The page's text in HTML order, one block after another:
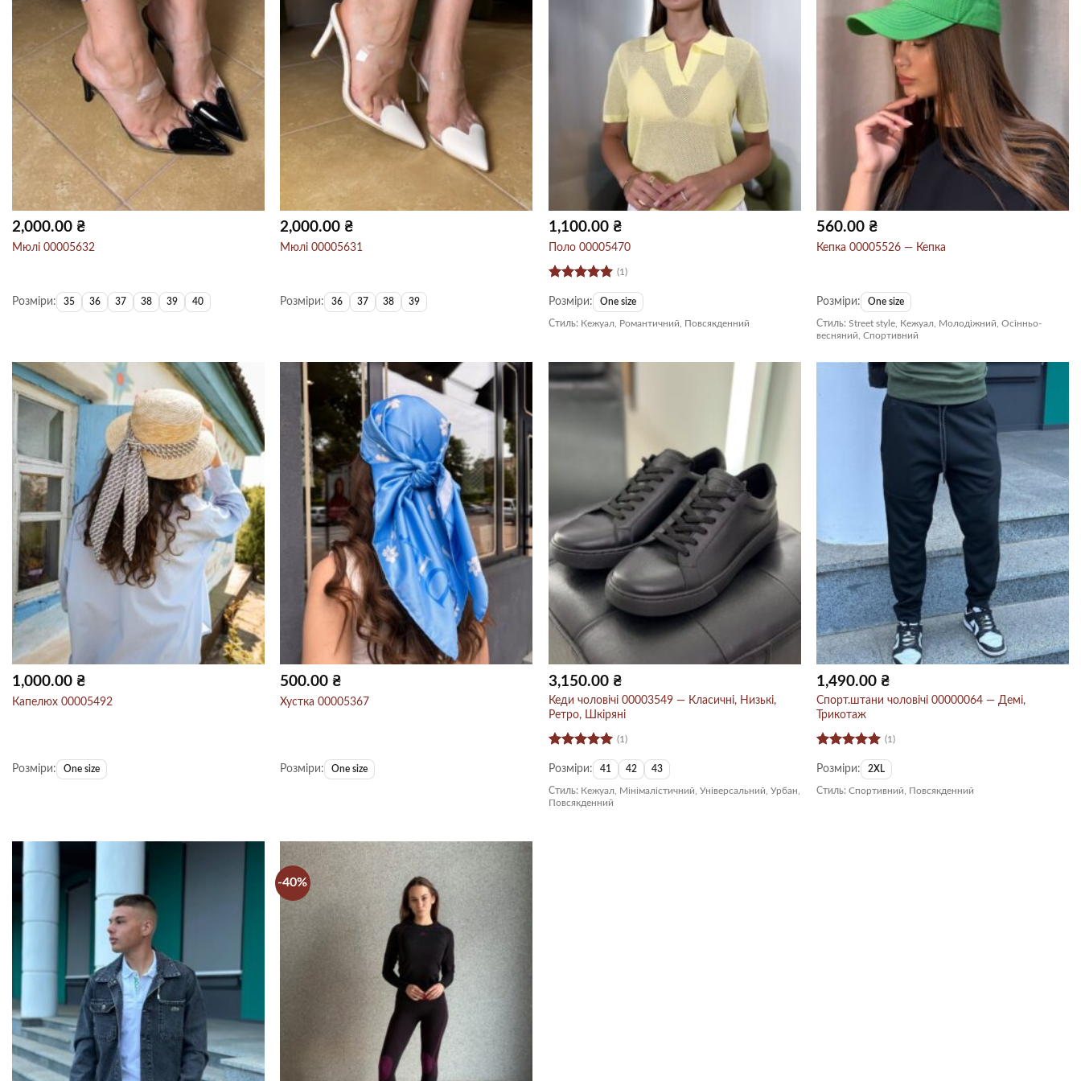
2,000.00 ₴
Мюлі 00005632
Розміри: 35 36 37 38 39 40
2,000.00 ₴
Мюлі 00005631
Розміри: 36 37 38 39
1,100.00 ₴
Поло 00005470
Оцінено в
5з 5
(1)
Розміри: One size
Стиль: Кежуал, Романтичний, Повсякденний
560.00 ₴
Кепка 00005526 — Кепка
Розміри: One size
Стиль: Street style, Кежуал, Молодіжний, Осінньо-
весняний, Спортивний
1,000.00 ₴
Капелюх 00005492
Розміри: One size
500.00 ₴
Хустка 00005367
Розміри: One size
3,150.00 ₴
Кеди чоловічі 00003549 — Класичні, Низькі,
Ретро, Шкіряні
Оцінено в
5з 5
(1)
Розміри: 41 42 43
Стиль: Кежуал, Мінімалістичний, Універсальний, Урбан,
Повсякденний
1,490.00 ₴
Спорт.штани чоловічі 00000064 — Демі,
Трикотаж
Оцінено в
5з 5
(1)
Розміри: 2XL
Стиль: Спортивний, Повсякденний
-40%